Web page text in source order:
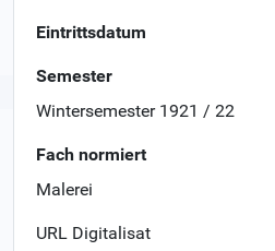
Eintrittsdatum
Semester
Wintersemester 1921 / 22
Fach normiert
Malerei
URL Digitalisat